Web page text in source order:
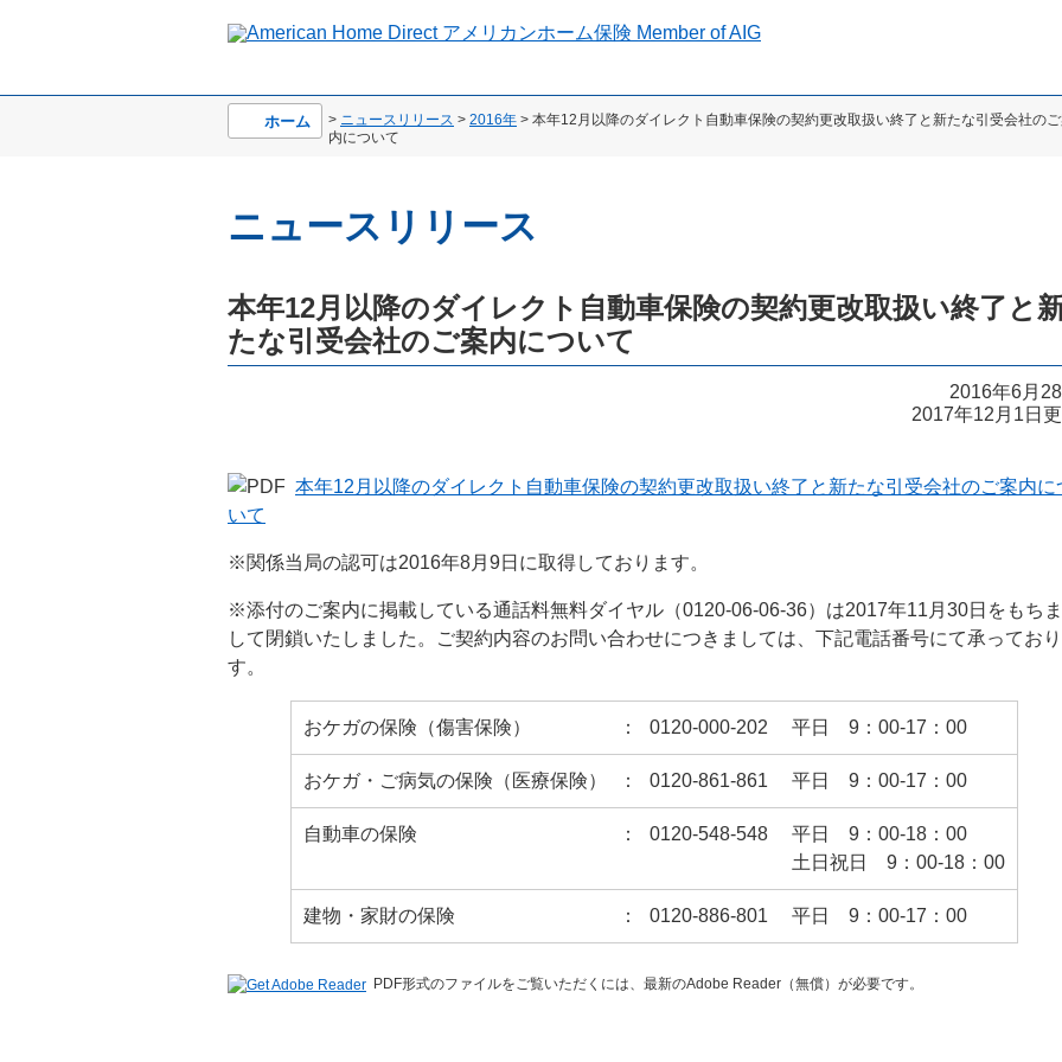
ホーム > ニュースリリース > 2016年 > 本年12月以降のダイレクト自動車保険の契約更改取扱い終了と新たな引受会社の
内について
ニュースリリース
本年12月以降のダイレクト自動車保険の契約更改取扱い終了と
たな引受会社のご案内について
2016年6月
2017年12月1日
本年12月以降のダイレクト自動車保険の契約更改取扱い終了と新たな引受会社のご案内に
いて
※関係当局の認可は2016年8月9日に取得しております。
※添付のご案内に掲載している通話料無料ダイヤル（0120-06-06-36）は2017年11月30日をもちま
して閉鎖いたしました。ご契約内容のお問い合わせにつきましては、下記電話番号にて承ってお
す。
おケガの保険（傷害保険） ： 0120-000-202 平日 9：00-17：00
おケガ・ご病気の保険（医療保険） ： 0120-861-861 平日 9：00-17：00
自動車の保険 ： 0120-548-548
平日 9：00-18：00
土日祝日 9：00-18：00
建物・家財の保険 ： 0120-886-801 平日 9：00-17：00
PDF形式のファイルをご覧いただくには、最新のAdobe Reader（無償）が必要です。